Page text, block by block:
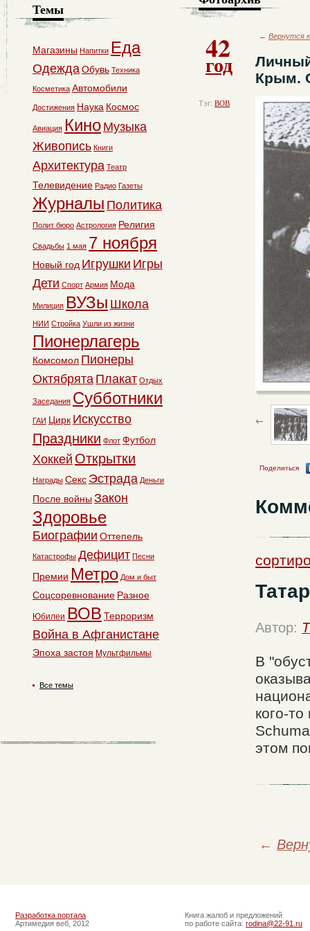
42
год
Тэг: ВОВ
← Вернутся
Крым.
Поделиться
Автор:
В
кого-
этом
←
Темы
Магазины Напитки Еда
ОдеждаОбувь Техника
Косметика Автомобили
Достижения Наука Космос
Авиация Кино Музыка
Живопись Книги
Архитектура Театр
Телевидение Радио Газеты
Журналы Политика
Полит бюро Астрология Религия
Свадьбы 1 мая 7 ноября
Новый год Игрушки Игры
Дети Спорт Армия Мода
Милиция ВУЗы Школа
НИИ Стройка Ушли из жизни
Пионерлагерь
Комсомол Пионеры
Октябрята Плакат Отдых
Заседания Субботники
ГАИ Цирк Искусство
Праздники Флот Футбол
Хоккей Открытки
Награды Секс Эстрада Деньги
После войны Закон
Здоровье
Биографии Оттепель
Катастрофы Дефицит Песни
Премии Метро Дом и быт
Соцсоревнование Разное
Юбилеи ВОВ Терроризм
Война в Афганистане
Эпоха застоя Мультфильмы
Все темы
Разработка портала
Артимедия веб, 2012
Книга жалоб и предложений
по работе сайта: rodina@22-91.ru